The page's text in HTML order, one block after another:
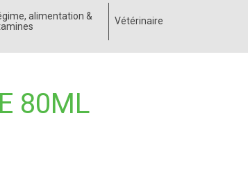
alimentation &
Vétérinaire
80ML